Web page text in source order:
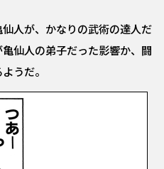
人が、かなりの武術の達人だ
仙人の弟子だった影響か、闘
うだ。